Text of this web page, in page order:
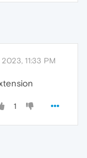
2023, 11:33 PM
1